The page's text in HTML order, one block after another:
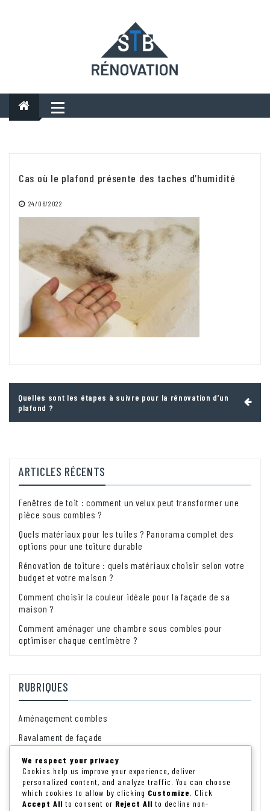
Cas où le plafond présente des taches d’humidité
24/06/2022
de
l’article
Quelles sont les étapes à suivre pour la rénovation d’un
plafond ?
ARTICLES RÉCENTS
Fenêtres de toit : comment un velux peut transformer une
pièce sous combles ?
Quels matériaux pour les tuiles ? Panorama complet des
options pour une toiture durable
Rénovation de toiture : quels matériaux choisir selon votre
budget et votre maison ?
Comment choisir la couleur idéale pour la façade de sa
maison ?
Comment aménager une chambre sous combles pour
optimiser chaque centimètre ?
RUBRIQUES
Aménagement combles
Ravalament de façade
Rénovation énérgétique
Rénovation intérieure
Rénovation toiture
We respect your privacy
Cookies help us improve your experience, deliver
personalized content, and analyze traffic. You can choose
which cookies to allow by clicking Customize. Click
Accept All to consent or Reject All to decline non-